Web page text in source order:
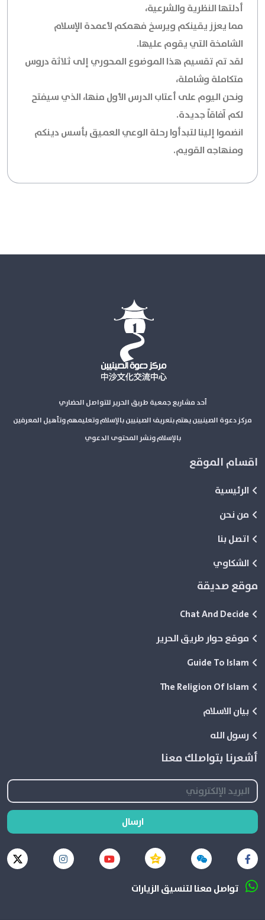
أدلتها النظرية والشرعية،
مما يعزز يقينكم ويرسخ فهمكم لأعمدة الإسلام
الشامخة التي يقوم عليها.
لقد تم تقسيم هذا الموضوع المحوري إلى ثلاثة دروس
متكاملة وشاملة،
ونحن اليوم على أعتاب الدرس الأول منها، الذي سيفتح
لكم آفاقاً جديدة.
انضموا إلينا لتبدأوا رحلة الوعي العميق بأسس دينكم
ومنهاجه القويم.
أحد مشاريع جمعية طريق الحرير للتواصل الحضاري
مركز دعوة الصينيين يهتم بتعريف الصينيين بالإسلام وتعليمهم وتأهيل المعرفين
بالإسلام ونشر المحتوى الدعوي
اقسام الموقع
الرئيسية
من نحن
اتصل بنا
الشكاوي
موقع صديقة
Chat And Decide
موقع حوار طريق الحرير
Guide To Islam
The Religion Of Islam
بيان الاسلام
رسول الله
أشعرنا بتواصلك معنا
ارسال
تواصل معنا لتنسيق الزيارات